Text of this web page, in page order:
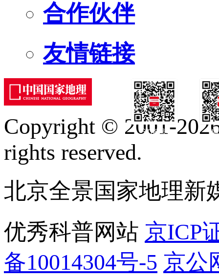
合作伙伴
友情链接
订阅号
Copyright © 2001-
rights reserved.
北京全景国家地理新
优秀科普网站 京ICP
备10014304号-5 京公